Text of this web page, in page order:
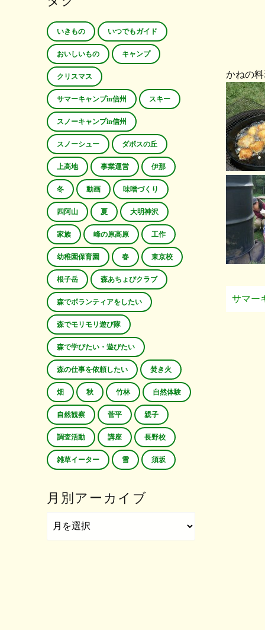
かねの
サマー
いきもの いつでもガイド
おいしいもの キャンプ
クリスマス
サマーキャンプin信州 スキー
スノーキャンプin信州
スノーシュー ダボスの丘
上高地 事業運営 伊那
冬 動画 味噌づくり
四阿山 夏 大明神沢
家族 峰の原高原 工作
幼稚園保育園 春 東京校
根子岳 森あちょびクラブ
森でボランティアをしたい
森でモリモリ遊び隊
森で学びたい・遊びたい
森の仕事を依頼したい 焚き火
畑 秋 竹林 自然体験
自然観察 菅平 親子
調査活動 講座 長野校
雑草イーター 雪 須坂
月別アーカイブ